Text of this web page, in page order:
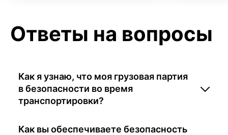
Ответы на вопросы
Как я узнаю, что моя грузовая партия
в безопасности во время
транспортировки?
Как вы обеспечиваете безопасность